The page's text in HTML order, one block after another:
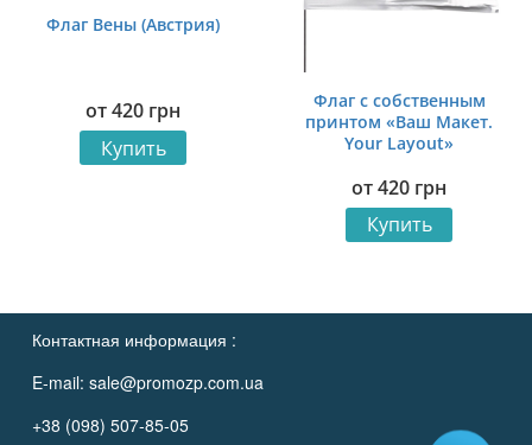
Флаг Вены (Австрия)
от420 грн
Купить
Флаг с собственным
принтом «Ваш Макет.
Your Layout»
от420 грн
Купить
Контактная информация :
E-mail: sale@promozp.com.ua
+38 (098) 507-85-05